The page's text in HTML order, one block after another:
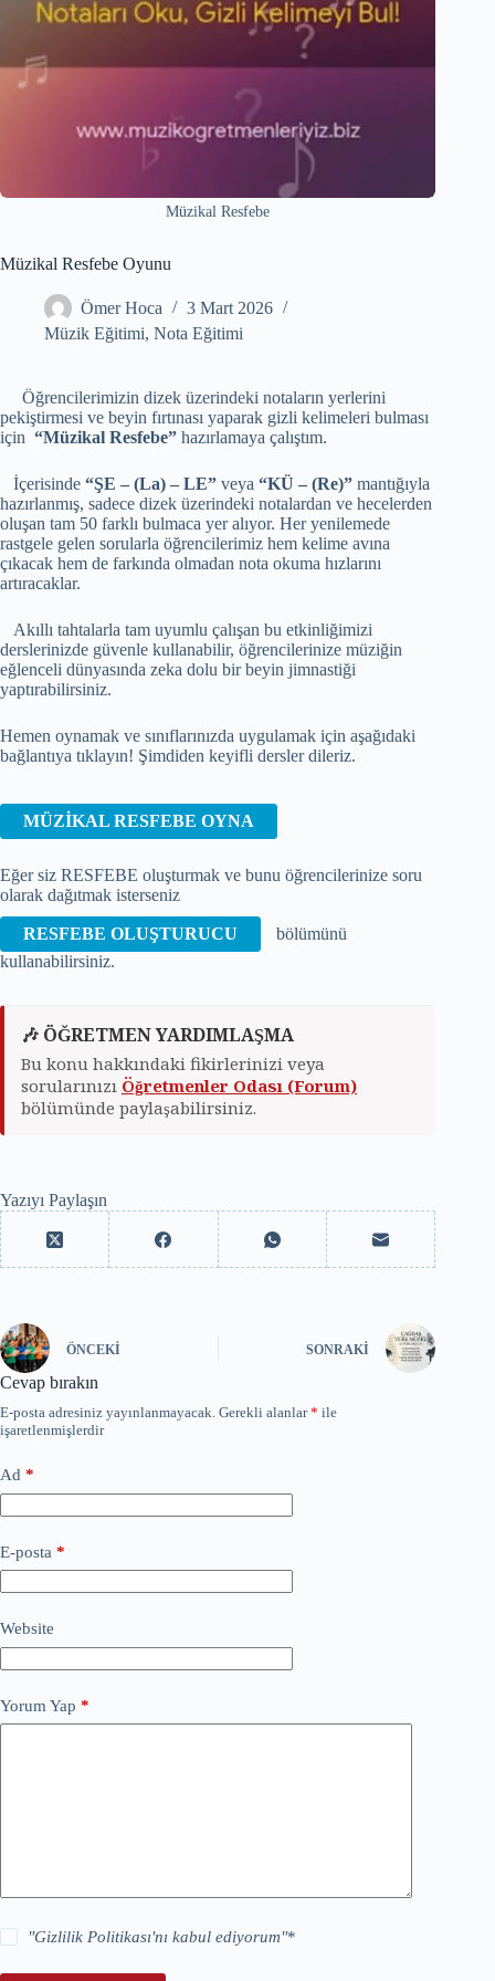
Müzikal Resfebe
Müzikal Resfebe Oyunu
Ömer Hoca
3 Mart 2026
Müzik Eğitimi, Nota Eğitimi
Öğrencilerimizin dizek üzerindeki notaların yerlerini
pekiştirmesi ve beyin fırtınası yaparak gizli kelimeleri bulması
için “Müzikal Resfebe” hazırlamaya çalıştım.
İçerisinde “ŞE – (La) – LE” veya “KÜ – (Re)” mantığıyla
hazırlanmış, sadece dizek üzerindeki notalardan ve hecelerden
oluşan tam 50 farklı bulmaca yer alıyor. Her yenilemede
rastgele gelen sorularla öğrencilerimiz hem kelime avına
çıkacak hem de farkında olmadan nota okuma hızlarını
artıracaklar.
Akıllı tahtalarla tam uyumlu çalışan bu etkinliğimizi
derslerinizde güvenle kullanabilir, öğrencilerinize müziğin
eğlenceli dünyasında zeka dolu bir beyin jimnastiği
yaptırabilirsiniz.
Hemen oynamak ve sınıflarınızda uygulamak için aşağıdaki
bağlantıya tıklayın! Şimdiden keyifli dersler dileriz.
MÜZİKAL RESFEBE OYNA
Eğer siz RESFEBE oluşturmak ve bunu öğrencilerinize soru
olarak dağıtmak isterseniz
RESFEBE OLUŞTURUCU
bölümünü
kullanabilirsiniz.
🎶 ÖĞRETMEN YARDIMLAŞMA
Bu konu hakkındaki fikirlerinizi veya
sorularınızı Öğretmenler Odası (Forum)
bölümünde paylaşabilirsiniz.
Yazıyı Paylaşın
ÖNCEKI SONRAKI
Cevap bırakın
E-posta adresiniz yayınlanmayacak. Gerekli alanlar* ile
işaretlenmişlerdir
Ad *
E-posta *
Website
Yorum Yap *
"Gizlilik Politikası'nı kabul ediyorum"*